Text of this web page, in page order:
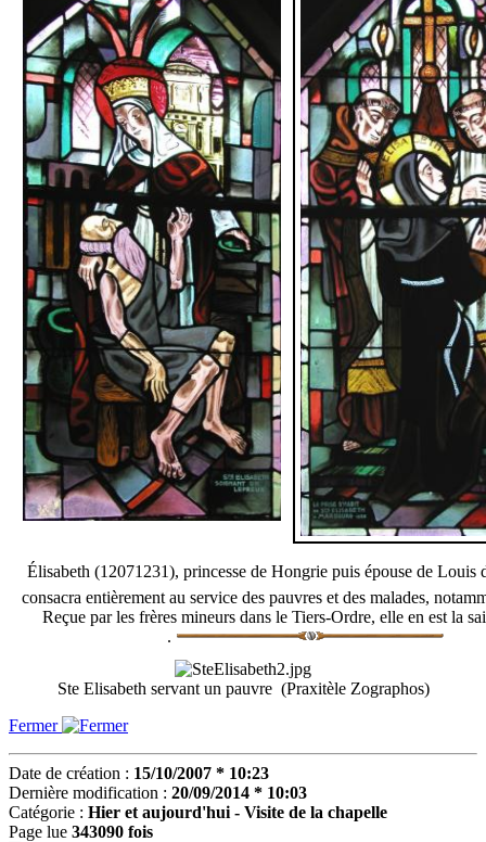
Élisabeth (12071231), princesse de Hongrie puis épouse de Louis
consacra entièrement au service des pauvres et des malades,
Reçue par les frères mineurs dans le Tiers-Ordre, elle en est la
.
Ste Elisabeth servant un pauvre (Praxitèle Zographos)
Fermer
Date de création : 15/10/2007 * 10:23
Dernière modification : 20/09/2014 * 10:03
Catégorie : Hier et aujourd'hui - Visite de la chapelle
Page lue 343090 fois